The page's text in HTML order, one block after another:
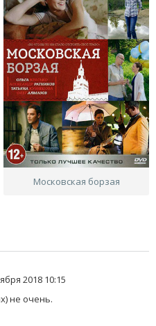
Московская борзая
2018 10:15
не очень.